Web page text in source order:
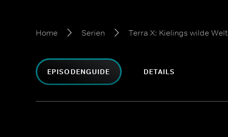
Home Serien Terra X: Kielings wilde Welt
EPISODENGUIDE DETAILS